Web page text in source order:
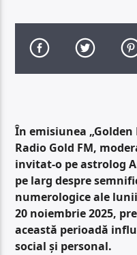
În emisiunea „Golden
Radio Gold FM,
invitat-o pe astrolog
pe larg despre
numerologice ale
20 noiembrie 2025,
această perioadă
social și personal.